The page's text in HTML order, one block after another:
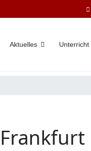
Aktuelles Unterricht